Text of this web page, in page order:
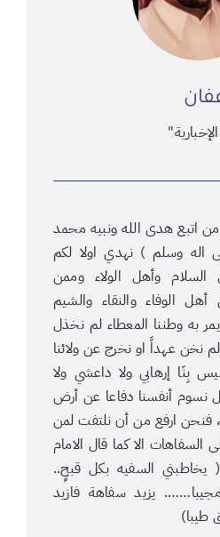
اتبع هدى الله ونبيه محمد
اله وسلم ) نهدي اولا لكم
السلام وأهل الولاء وممن
الوفاء والنقاء والشيم
به وطننا المعطاء لم نخذل
نخن عهداً او نخرج عن ولائنا
بِنَا إرهابي ولا داعشي ولا
نسوم أنفسنا دفاعا عن أرض
فنحن ارفع من أن نلتفت لمن
السفاهات الا كما قال الامام
يخاطبني السفيه بكل قبحٍ..
يزيد سفاهة فازيد
طيبا)